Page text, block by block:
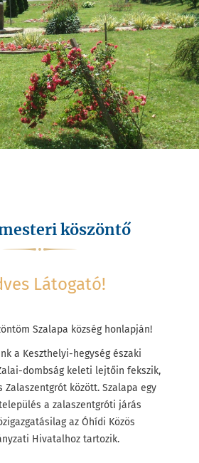
köszöntő
Látogató!
Szalapa község honlapján!
a Keszthelyi-hegység északi
dombság keleti lejtőin fekszik,
Zalaszentgrót között. Szalapa egy
a zalaszentgróti járás
az Óhídi Közös
Hivatalhoz tartozik.